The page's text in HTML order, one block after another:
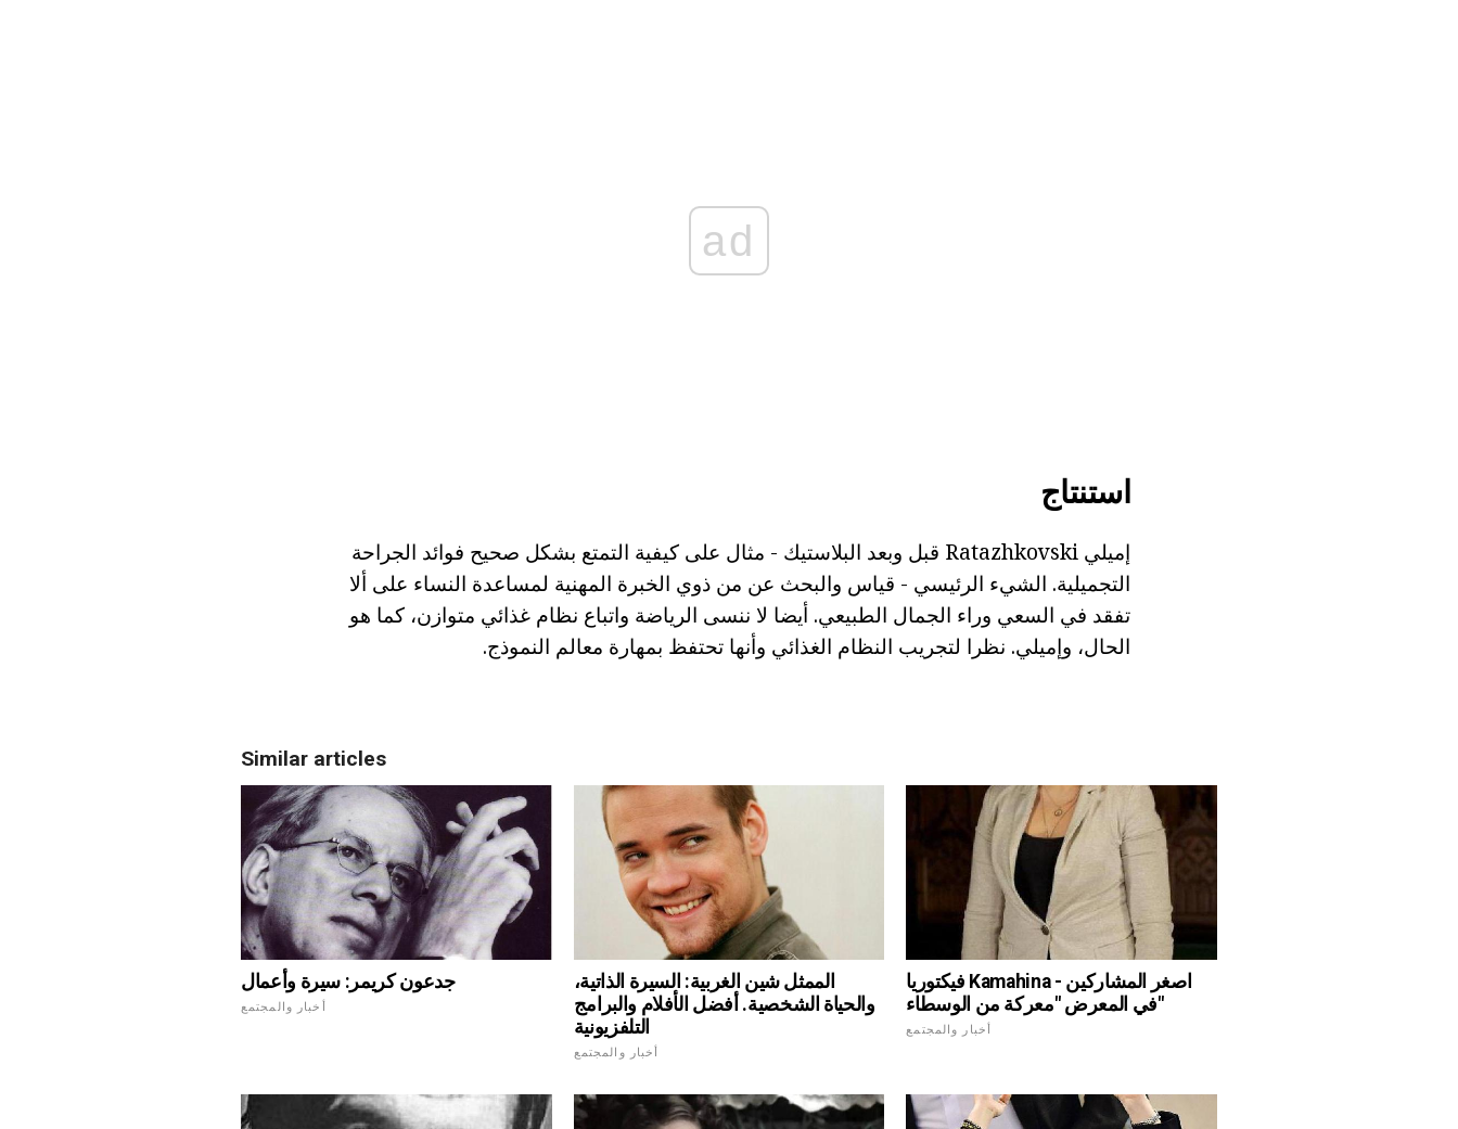
ad
استنتاج
إميلي Ratazhkovski قبل وبعد البلاستيك - مثال على كيفية التمتع بشكل صحيح فوائد الجراحة
التجميلية. الشيء الرئيسي - قياس والبحث عن من ذوي الخبرة المهنية لمساعدة النساء على ألا
تفقد في السعي وراء الجمال الطبيعي. أيضا لا ننسى الرياضة واتباع نظام غذائي متوازن، كما هو
الحال، وإميلي. نظرا لتجريب النظام الغذائي وأنها تحتفظ بمهارة معالم النموذج.
Similar articles
جدعون كريمر: سيرة وأعمال
أخبار والمجتمع
الممثل شين الغربية: السيرة الذاتية،
والحياة الشخصية. أفضل الأفلام والبرامج
التلفزيونية
أخبار والمجتمع
فيكتوريا Kamahina - اصغر المشاركين
في المعرض "معركة من الوسطاء"
أخبار والمجتمع